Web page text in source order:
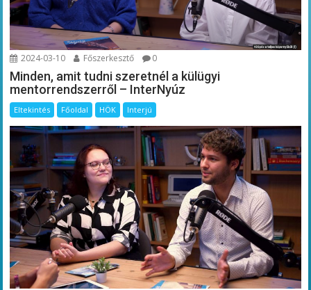
2024-03-10 Főszerkesztő 0
Minden, amit tudni szeretnél a külügyi
mentorrendszerről – InterNyúz
Eltekintés Főoldal HÖK Interjú